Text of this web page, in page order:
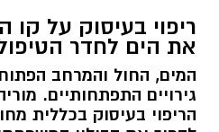
ריפוי בעיסוק על קו
את הים לחדר
המים, החול והמרחב
גירויים התפתחותיים.
הריפוי בעיסוק בכללית